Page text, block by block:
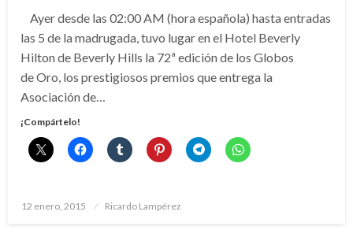
Ayer desde las 02:00 AM (hora española) hasta entradas
las 5 de la madrugada, tuvo lugar en el Hotel Beverly
Hilton de Beverly Hills la 72ª edición de los Globos
de Oro, los prestigiosos premios que entrega la
Asociación de…
¡Compártelo!
Publicado
12 enero, 2015 Ricardo Lampérez